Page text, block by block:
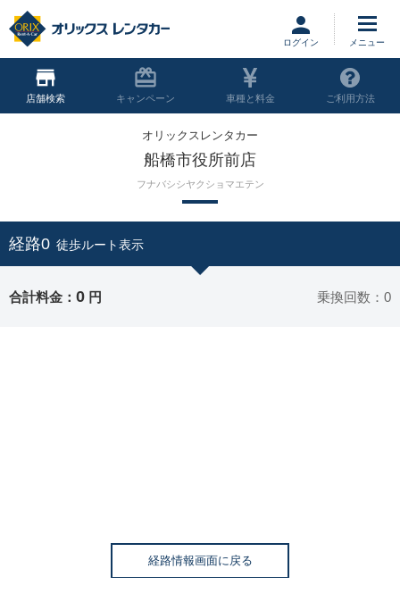
ログイン
店舗 キャンペーン 車種と料金 ご利用方法
オリックスレンタカー
船橋市役所前店
フナバシシヤクショマエテン
経路0 徒歩ルート表示
合計料金： 0 円 乗換回数：0
経路情報画面に戻る